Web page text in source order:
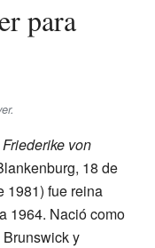
Friederike von
18 de
1981) fue reina
1964. Nació como
y